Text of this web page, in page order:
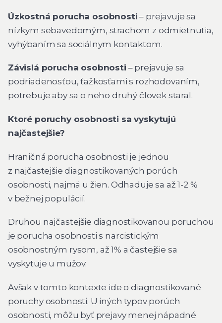
Úzkostná porucha osobnosti – prejavuje sa
nízkym sebavedomým, strachom z odmietnutia,
vyhýbaním sa sociálnym kontaktom.
Závislá porucha osobnosti – prejavuje sa
podriadenosťou, ťažkosťami s rozhodovaním,
potrebuje aby sa o neho druhý človek staral.
Ktoré poruchy osobnosti sa vyskytujú
najčastejšie?
Hraničná porucha osobnosti je jednou
z najčastejšie diagnostikovaných porúch
osobnosti, najmä u žien. Odhaduje sa až 1-2 %
v bežnej populácií.
Druhou najčastejšie diagnostikovanou poruchou
je porucha osobnosti s narcistickým
osobnostným rysom, až 1% a častejšie sa
vyskytuje u mužov.
Avšak v tomto kontexte ide o diagnostikované
poruchy osobnosti. U iných typov porúch
osobnosti, môžu byť prejavy menej nápadné